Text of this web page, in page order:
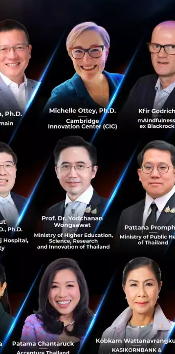
แสดงแนวคิดเทคโนโลยี 5G ผ่านการเชื่อมต่อหุ่น
ที่มีการสั่งจากระบบ โดยกล้อง 3D จะส่งตำแห
ดแยกชนิดของสินค้าและจัดออเดอร์
บ BOSCH แสดงการจำลองโรงงานอัจฉริยะแห่
าคอุตสาหกรรม ผ่าน 3 Use Case ประกอบด้วย
ก็บข้อมูลการผลิต ประมวลผลและแสดงผลข้อมูล
ร้สายระหว่างพนักงาน, เครื่องจักร และสายกา
การวิเคราะห์ข้อมูลและนำเสนอทางเลือกกระ
(XDK Sensor) ได้ถูกออกแบบให้สามารถวัดค่า
อน, วัดสนามแม่เหล็ก, Gyroscope, วัดความชื้น